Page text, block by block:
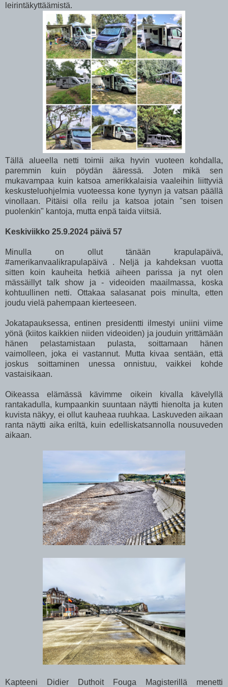
leirintäkyttäämistä.
Tällä alueella netti toimii aika hyvin vuoteen kohdalla,
paremmin kuin pöydän ääressä. Joten mikä sen
mukavampaa kuin katsoa amerikkalaisia vaaleihin liittyviä
keskusteluohjelmia vuoteessa kone tyynyn ja vatsan päällä
vinollaan. Pitäisi olla reilu ja katsoa jotain "sen toisen
puolenkin" kantoja, mutta enpä taida viitsiä.
Keskiviikko 25.9.2024 päivä 57
Minulla on ollut tänään krapulapäivä,
#amerikanvaalikrapulapäivä . Neljä ja kahdeksan vuotta
sitten koin kauheita hetkiä aiheen parissa ja nyt olen
mässäillyt talk show ja - videoiden maailmassa, koska
kohtuullinen netti. Ottakaa salasanat pois minulta, etten
joudu vielä pahempaan kierteeseen.
Jokatapauksessa, entinen presidentti ilmestyi uniini viime
yönä (kiitos kaikkien niiden videoiden) ja jouduin yrittämään
hänen pelastamistaan pulasta, soittamaan hänen
vaimolleen, joka ei vastannut. Mutta kivaa sentään, että
joskus soittaminen unessa onnistuu, vaikkei kohde
vastaisikaan.
Oikeassa elämässä kävimme oikein kivalla kävelyllä
rantakadulla, kumpaankin suuntaan näytti hienolta ja kuten
kuvista näkyy, ei ollut kauheaa ruuhkaa. Laskuveden aikaan
ranta näytti aika eriltä, kuin edelliskatsannolla nousuveden
aikaan.
Kapteeni Didier Duthoit Fouga Magisterillä menetti